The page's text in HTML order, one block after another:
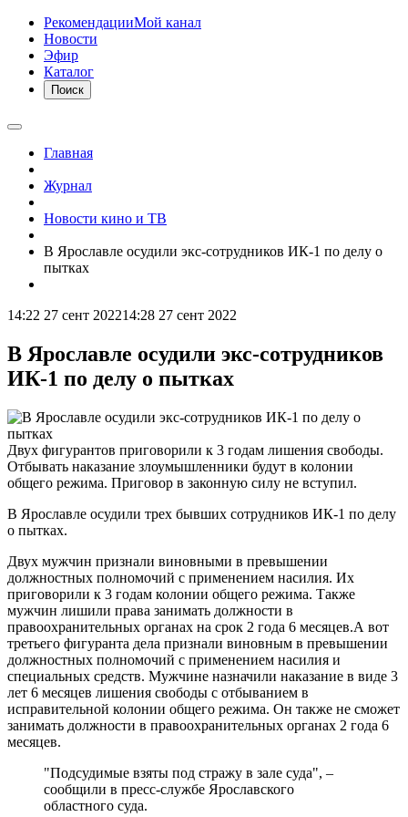
РекомендацииМой канал
Новости
Эфир
Каталог
Поиск
Главная
Журнал
Новости кино и ТВ
В Ярославле осудили экс-сотрудников ИК-1 по делу о
пытках
14:22 27 сент 202214:28 27 сент 2022
В Ярославле осудили экс-сотрудников
ИК-1 по делу о пытках
Двух фигурантов приговорили к 3 годам лишения свободы.
Отбывать наказание злоумышленники будут в колонии
общего режима. Приговор в законную силу не вступил.
В Ярославле осудили трех бывших сотрудников ИК-1 по делу
о пытках.
Двух мужчин признали виновными в превышении
должностных полномочий с применением насилия. Их
приговорили к 3 годам колонии общего режима. Также
мужчин лишили права занимать должности в
правоохранительных органах на срок 2 года 6 месяцев.А вот
третьего фигуранта дела признали виновным в превышении
должностных полномочий с применением насилия и
специальных средств. Мужчине назначили наказание в виде 3
лет 6 месяцев лишения свободы с отбыванием в
исправительной колонии общего режима. Он также не сможет
занимать должности в правоохранительных органах 2 года 6
месяцев.
"Подсудимые взяты под стражу в зале суда", –
сообщили в пресс-службе Ярославского
областного суда.